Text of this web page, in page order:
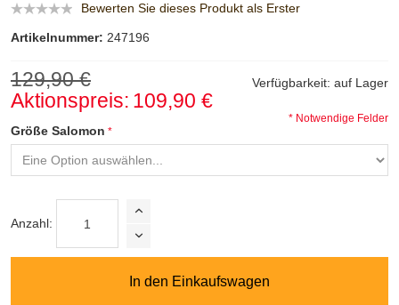
Bewerten Sie dieses Produkt als Erster
Artikelnummer: 247196
Verfügbarkeit: auf Lager
129,90 €
Aktionspreis: 109,90 €
Größe Salomon
* Notwendige Felder
Anzahl:
In den Einkaufswagen